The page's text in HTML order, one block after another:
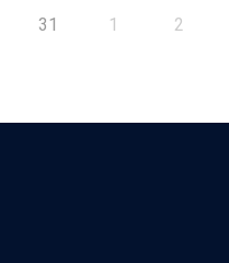
31 1 2